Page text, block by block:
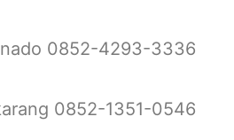
0852-4293-3336
0852-1351-0546